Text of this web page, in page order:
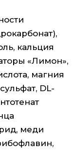
кальция
«Лимон»,
магния
DL-
меди